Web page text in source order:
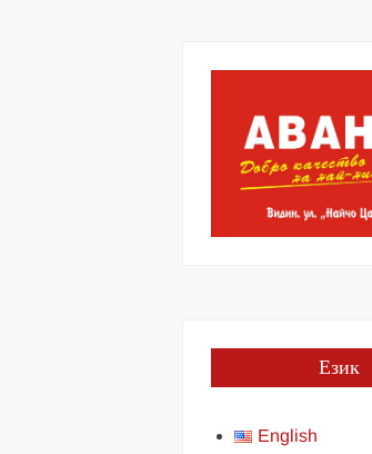
Език
English